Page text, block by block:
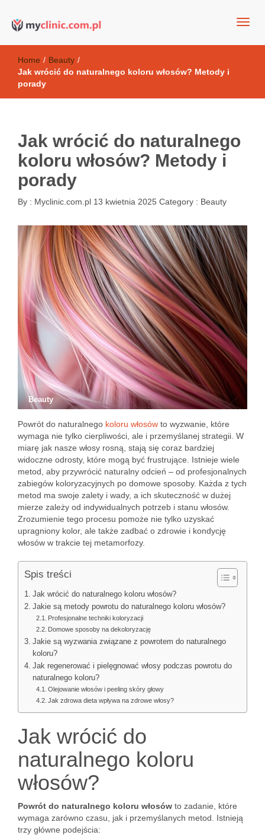
Kosmetyki antyoksydacyjne
Home / Beauty /
Jak wrócić do naturalnego koloru włosów? Metody i
porady
Jak wrócić do naturalnego
koloru włosów? Metody i
porady
By : Myclinic.com.pl 13 kwietnia 2025 Category : Beauty
Beauty
Powrót do naturalnego koloru włosów to wyzwanie, które
wymaga nie tylko cierpliwości, ale i przemyślanej strategii. W
miarę jak nasze włosy rosną, stają się coraz bardziej
widoczne odrosty, które mogą być frustrujące. Istnieje wiele
metod, aby przywrócić naturalny odcień – od profesjonalnych
zabiegów koloryzacyjnych po domowe sposoby. Każda z tych
metod ma swoje zalety i wady, a ich skuteczność w dużej
mierze zależy od indywidualnych potrzeb i stanu włosów.
Zrozumienie tego procesu pomoże nie tylko uzyskać
upragniony kolor, ale także zadbać o zdrowie i kondycję
włosów w trakcie tej metamorfozy.
Spis treści
Jak wrócić do naturalnego koloru włosów?
Jakie są metody powrotu do naturalnego koloru włosów?
Profesjonalne techniki koloryzacji
Domowe sposoby na dekoloryzację
Jakie są wyzwania związane z powrotem do naturalnego
koloru?
Jak regenerować i pielęgnować włosy podczas powrotu do
naturalnego koloru?
Olejowanie włosów i peeling skóry głowy
Jak zdrowa dieta wpływa na zdrowe włosy?
Jak wrócić do
naturalnego koloru
włosów?
Powrót do naturalnego koloru włosów to zadanie, które
wymaga zarówno czasu, jak i przemyślanych metod. Istnieją
trzy główne podejścia: